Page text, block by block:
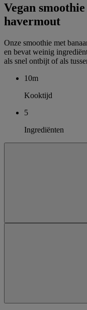
Vegan
havermout
Onze smoothie met
en bevat weinig
als snel ontbijt of als
10m
Kooktijd
5
Ingrediënten